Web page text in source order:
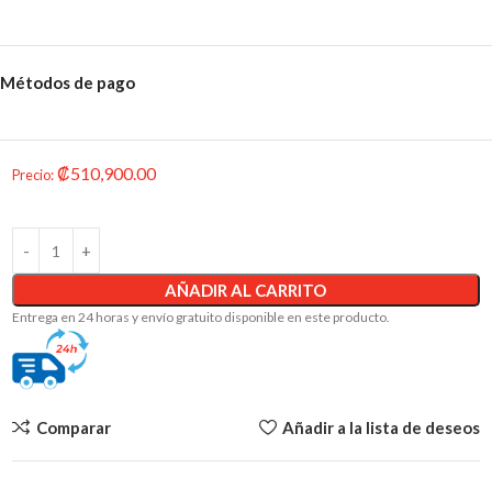
Métodos de pago
Precio:₡510,900.00
AÑADIR AL CARRITO
Entrega en 24 horas y envío gratuito disponible en este producto.
Comparar Añadir a la lista de deseos